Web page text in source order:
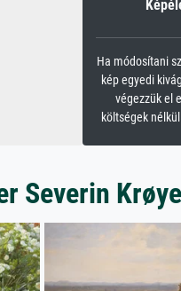
Ha módosítani
kép egyedi
végezzük el
költségek
Severin